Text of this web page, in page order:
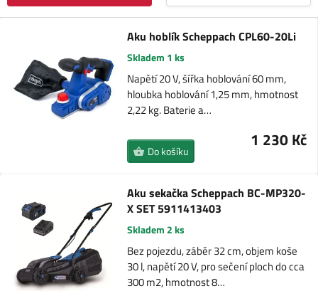
Aku hoblík Scheppach CPL60-20Li
Skladem 1 ks
Napětí 20 V, šířka hoblování 60 mm,
hloubka hoblování 1,25 mm, hmotnost
2,22 kg. Baterie a…
1 230 Kč
Do košíku
Aku sekačka Scheppach BC-MP320-
X SET 5911413403
Skladem 2 ks
Bez pojezdu, záběr 32 cm, objem koše
30 l, napětí 20 V, pro sečení ploch do cca
300 m2, hmotnost 8…